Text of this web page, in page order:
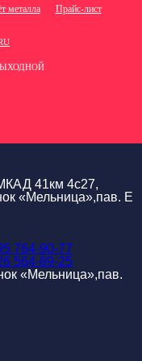
металла
Прайс-лист
41км 4с27,
«Мельница»,пав. Е
764-90-77
564-89-25
«Мельница»,пав.